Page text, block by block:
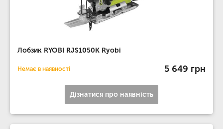
Лобзик RYOBI RJS1050K Ryobi
Немає в наявності 5 649 грн
Дізнатися про наявність